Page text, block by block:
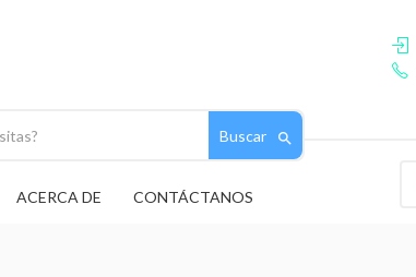
Buscar
ACERCA DE CONTÁCTANOS